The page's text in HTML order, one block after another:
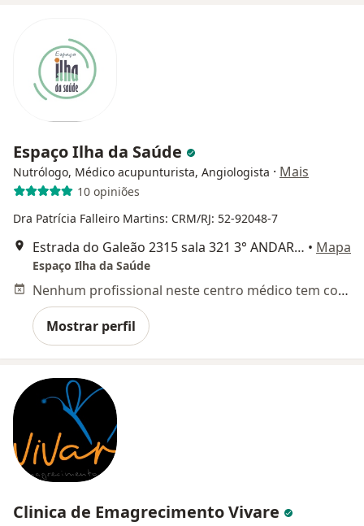
Espaço Ilha da Saúde
Nutrólogo, Médico acupunturista, Angiologista · Mais
10 opiniões
Dra Patrícia Falleiro Martins: CRM/RJ: 52-92048-7
Estrada do Galeão 2315 sala 321 3° ANDAR, Rio de Janeiro • Mapa
Espaço Ilha da Saúde
Nenhum profissional neste centro médico tem consultas disponíveis
Mostrar perfil
Clinica de Emagrecimento Vivare